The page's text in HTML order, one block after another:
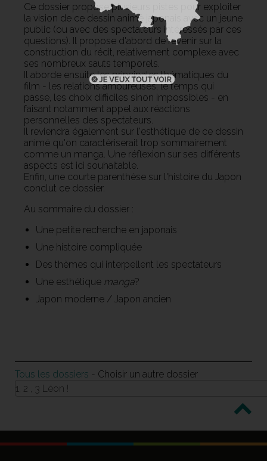
Ce dossier propose plusieurs pistes pour exploiter
la vision de ce dessin animé japonais avec un jeune
public (ou avec des spectateurs intéressés par ces
questions). Il propose d'abord de revenir sur la
construction du récit, relativement complexe avec
ses nombreux sauts temporels.
Il aborde ensuite les principales thématiques du
film - les relations amoureuses, le temps qui
passe, les choix difficiles sinon impossibles - en
faisant notamment appel aux réactions
personnelles des spectateurs.
Il reviendra également sur l'esthétique de ce dessin
animé qu'on caractériserait trop sommairement
comme un manga. Une réflexion sur ses différents
aspects est ici souhaitable.
Enfin, une courte parenthèse sur l'histoire du Japon
conclut ce dossier.
Au sommaire du dossier :
Une petite recherche en japonais
Une histoire compliquée
Des thèmes qui interpellent les spectateurs
Une esthétique manga?
Japon moderne / Japon ancien
Tous les dossiers - Choisir un autre dossier
1, 2 , 3 Léon !